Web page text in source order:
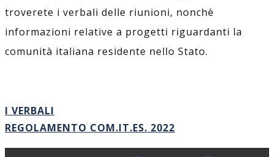
troverete i verbali delle riunioni, nonchè
informazioni relative a progetti riguardanti la
comunità italiana residente nello Stato.
I VERBALI
REGOLAMENTO COM.IT.ES. 2022